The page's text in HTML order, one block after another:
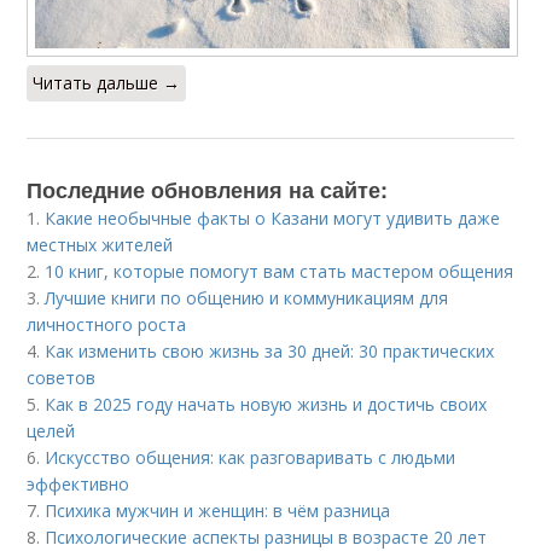
Читать дальше →
Последние обновления на сайте:
1. Какие необычные факты о Казани могут удивить даже
местных жителей
2. 10 книг, которые помогут вам стать мастером общения
3.Лучшие книги по общению и коммуникациям для
личностного роста
4. Как изменить свою жизнь за 30 дней: 30 практических
советов
5. Как в 2025 году начать новую жизнь и достичь своих
целей
6. Искусство общения: как разговаривать с людьми
эффективно
7. Психика мужчин и женщин: в чём разница
8. Психологические аспекты разницы в возрасте 20 лет